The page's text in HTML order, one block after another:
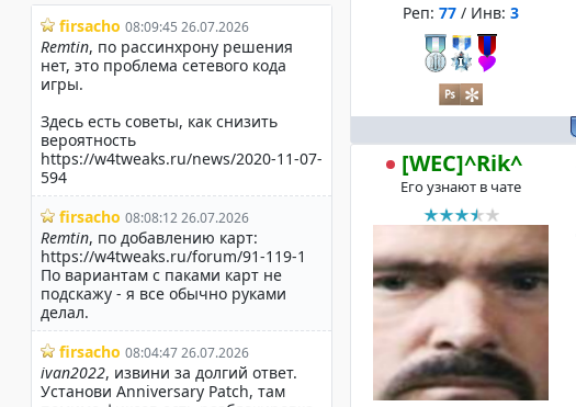
Реп: 77 / Инв: 3
[WEC]^Rik^
Его узнают в чате